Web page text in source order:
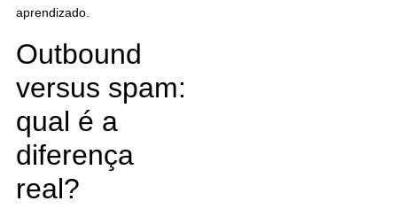
aprendizado.
Outbound
versus spam:
qual é a
diferença
real?